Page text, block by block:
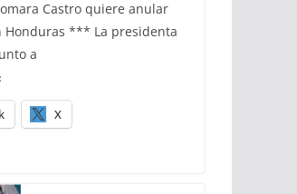
Castro quiere anular
Honduras *** La presidenta
a
X